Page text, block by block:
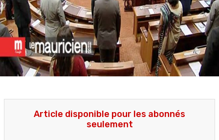
Article disponible pour les abonnés
seulement